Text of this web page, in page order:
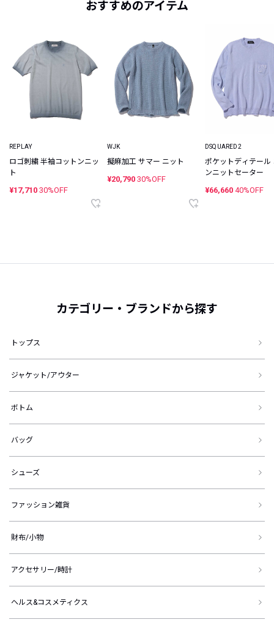
おすすめのアイテム
REPLAY
ロゴ刺繍 半袖コットンニッ
ト
¥17,710 30%OFF
WJK
擬麻加工 サマー ニット
¥20,790 30%OFF
DSQUARED2
ポケットディテール
ンニットセーター
¥66,660 40%OFF
カテゴリー・ブランドから探す
トップス
ジャケット/アウター
ボトム
バッグ
シューズ
ファッション雑貨
財布/小物
アクセサリー/時計
ヘルス&コスメティクス